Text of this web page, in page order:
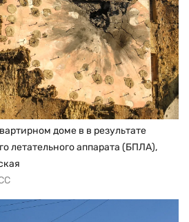
доме в в результате
летательного аппарата (БПЛА),